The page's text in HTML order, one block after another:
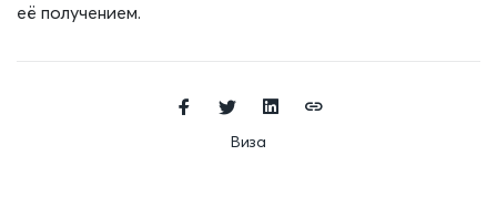
её получением.
Виза